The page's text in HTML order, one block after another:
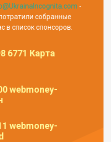
-
собранные
в список спонсоров.
6771 Карта
webmoney-
webmoney-